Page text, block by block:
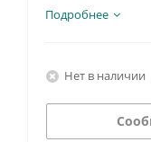
Подробнее
Нет в наличии